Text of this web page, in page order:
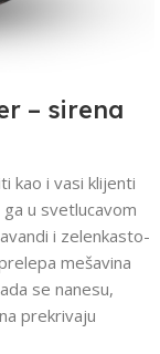
– sirena
kao i vasi klijenti
u svetlucavom
i zelenkasto-
mešavina
se nanesu,
prekrivaju